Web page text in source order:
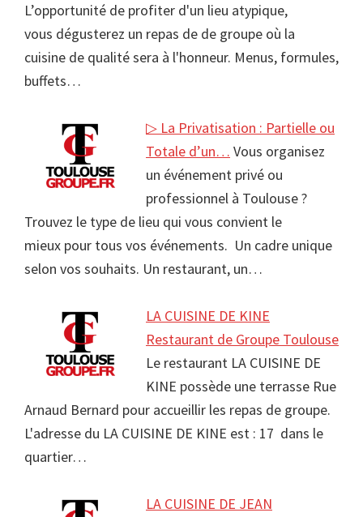
L’opportunité de profiter d'un lieu atypique,
vous dégusterez un repas de de groupe où la
cuisine de qualité sera à l'honneur. Menus, formules,
buffets…
▷ La Privatisation : Partielle ou
Totale d’un… Vous organisez
un événement privé ou
professionnel à Toulouse ?
Trouvez le type de lieu qui vous convient le
mieux pour tous vos événements. Un cadre unique
selon vos souhaits. Un restaurant, un…
LA CUISINE DE KINE
Restaurant de Groupe Toulouse
Le restaurant LA CUISINE DE
KINE possède une terrasse Rue
Arnaud Bernard pour accueillir les repas de groupe.
L'adresse du LA CUISINE DE KINE est : 17 dans le
quartier…
LA CUISINE DE JEAN